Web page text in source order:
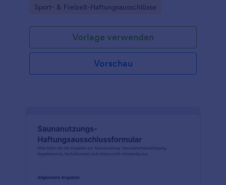
Datenerfassung vor Kursen und Trainings zu
Go to Category:
Sport- & Freizeit-Haftungsausschlüsse
Vorlage verwenden
Vorschau